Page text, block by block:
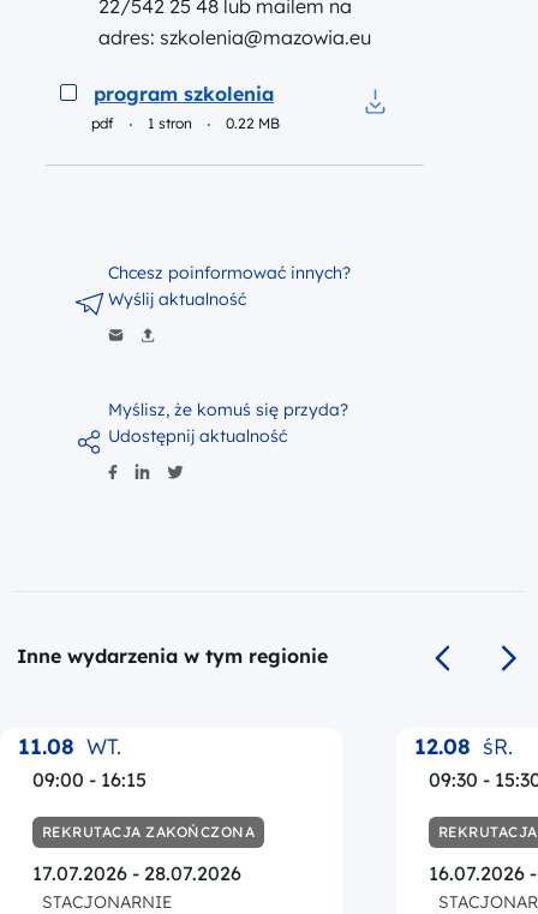
22/542 25 48 lub mailem na
adres: szkolenia@mazowia.eu
Podgląd
program szkolenia
pdf 1 stron 0.22 MB
Myślisz, że komuś się przyda?
Udostępnij aktualność
Chcesz poinformować innych?
Wyślij aktualność
Inne wydarzenia w tym regionie
Poprzedni
11.08 WT.
09:00 - 16:15
REKRUTACJA ZAKOŃCZONA
17.07.2026 - 28.07.2026
STACJONARNIE
12.08 śR.
09:30 -
16.07.2026